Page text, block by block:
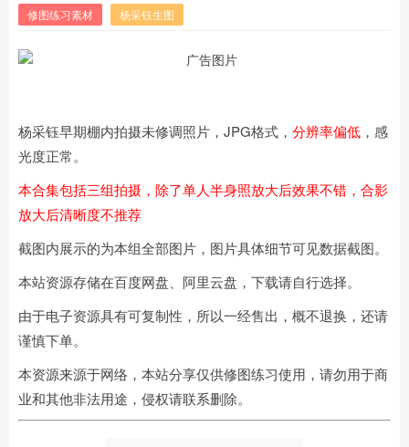
修图练习素材 杨采钰生图
杨采钰早期棚内拍摄未修调照片，JPG格式， 分辨率偏低 ，感
光度正常。
本合集包括三组拍摄，除了单人半身照放大后效果不错，合影
放大后清晰度不推荐
截图内展示的为本组全部图片，图片具体细节可见数据截图。
本站资源存储在百度网盘、阿里云盘，下载请自行选择。
由于电子资源具有可复制性，所以一经售出，概不退换，还请
谨慎下单。
本资源来源于网络，本站分享仅供修图练习使用，请勿用于商
业和其他非法用途，侵权请联系删除。